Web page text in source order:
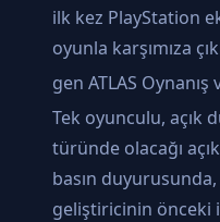
ilk kez PlayStation
oyunla karşımıza
gen ATLAS
Tek oyunculu, açık
türünde olacağı
basın duyurusunda,
geliştiricinin önceki